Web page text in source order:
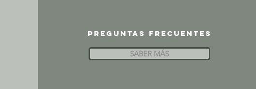
Preguntas frecuentes
SABER MÁS